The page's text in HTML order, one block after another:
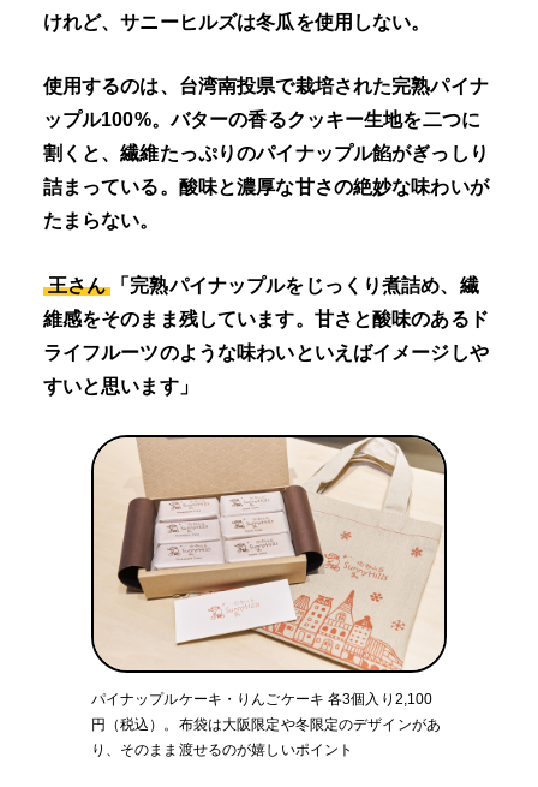
けれど、サニーヒルズは冬瓜を使用しない。
使用するのは、台湾南投県で栽培された完熟パイナ
ップル100%。バターの香るクッキー生地を二つに
割くと、繊維たっぷりのパイナップル餡がぎっしり
詰まっている。酸味と濃厚な甘さの絶妙な味わいが
たまらない。
王さん
「完熟パイナップルをじっくり煮詰め、繊
維感をそのまま残しています。甘さと酸味のあるド
ライフルーツのような味わいといえばイメージしや
すいと思います」
パイナップルケーキ・りんごケーキ 各3個入り2,100
円（税込）。布袋は大阪限定や冬限定のデザインがあ
り、そのまま渡せるのが嬉しいポイント